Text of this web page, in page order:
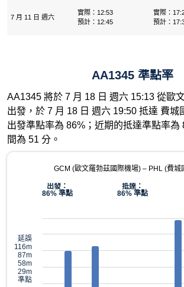
7 月 11 日 週六
實際：12:53
預計：12:45
實際：
預計：
AA1345 準點率
AA1345 將於 7 月 18 日 週六 15:13 從歐
出發，於 7 月 18 日 週六 19:50 抵達 費城
出發準點率為 86%；近期的抵達準點率為
間為 51 分。
GCM (歐文羅勃茲國際機場) – PHL (費城
出發：
86% 準點
抵達：
86% 準點
延誤
116m
87m
58m
29m
準點